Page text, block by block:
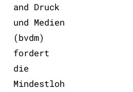
and Druck
und Medien
(bvdm)
fordert
die
Mindestloh